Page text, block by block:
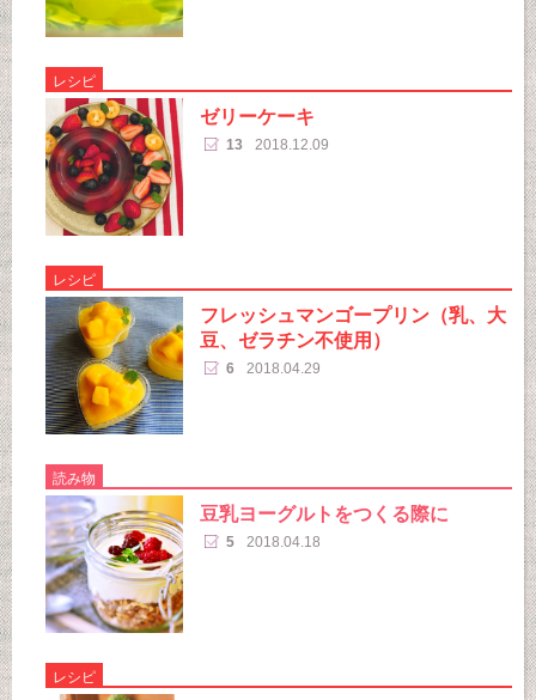
レシピ
ゼリーケーキ
13 2018.12.09
レシピ
フレッシュマンゴープリン（乳、大
豆、ゼラチン不使用）
6 2018.04.29
読み物
豆乳ヨーグルトをつくる際に
5 2018.04.18
レシピ